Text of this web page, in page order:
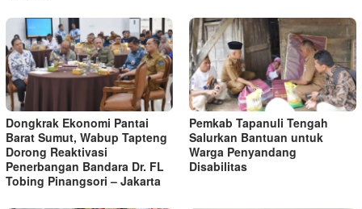
Dongkrak Ekonomi Pantai
Barat Sumut, Wabup Tapteng
Dorong Reaktivasi
Penerbangan Bandara Dr. FL
Tobing Pinangsori – Jakarta
Pemkab Tapanuli Tengah
Salurkan Bantuan untuk
Warga Penyandang
Disabilitas